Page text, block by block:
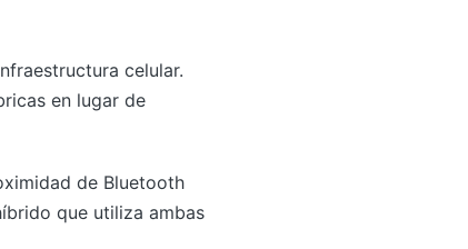
celular.
en lugar de
de Bluetooth
que utiliza ambas